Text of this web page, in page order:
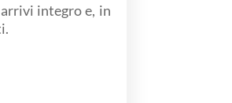
integro e, in